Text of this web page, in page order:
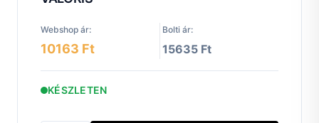
Webshop ár: Bolti ár:
10163 Ft 15635 Ft
KÉSZLETEN